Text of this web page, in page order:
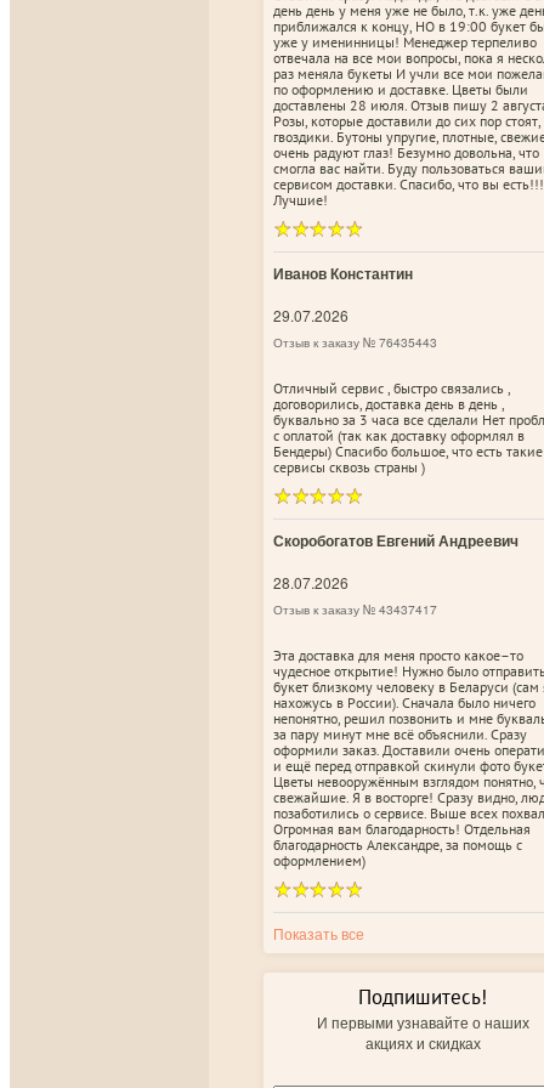
день день у меня уже не было, т.к. уже
приближался к концу, НО в 19:00 букет
уже у именинницы! Менеджер терпеливо
отвечала на все мои вопросы, пока я
раз меняла букеты И учли все мои
по оформлению и доставке. Цветы были
доставлены 28 июля. Отзыв пишу 2
Розы, которые доставили до сих пор стоят,
гвоздики. Бутоны упругие, плотные,
очень радуют глаз! Безумно довольна, что
смогла вас найти. Буду пользоваться
сервисом доставки. Спасибо, что вы есть!!!
Лучшие!
Иванов Константин
29.07.2026
Отзыв к заказу № 76435443
Отличный сервис , быстро связались ,
договорились, доставка день в день ,
буквально за 3 часа все сделали Нет
с оплатой (так как доставку оформлял в
Бендеры) Спасибо большое, что есть такие
сервисы сквозь страны )
Скоробогатов Евгений Андреевич
28.07.2026
Отзыв к заказу № 43437417
Эта доставка для меня просто какое–то
чудесное открытие! Нужно было
букет близкому человеку в Беларуси (сам
нахожусь в России). Сначала было ничего
непонятно, решил позвонить и мне
за пару минут мне всё объяснили. Сразу
оформили заказ. Доставили очень
и ещё перед отправкой скинули фото
Цветы невооружённым взглядом понятно,
свежайшие. Я в восторге! Сразу видно,
позаботились о сервисе. Выше всех похвал.
Огромная вам благодарность! Отдельная
благодарность Александре, за помощь с
оформлением)
Показать все
Подпишитесь!
И первыми узнавайте о наших
акциях и скидках